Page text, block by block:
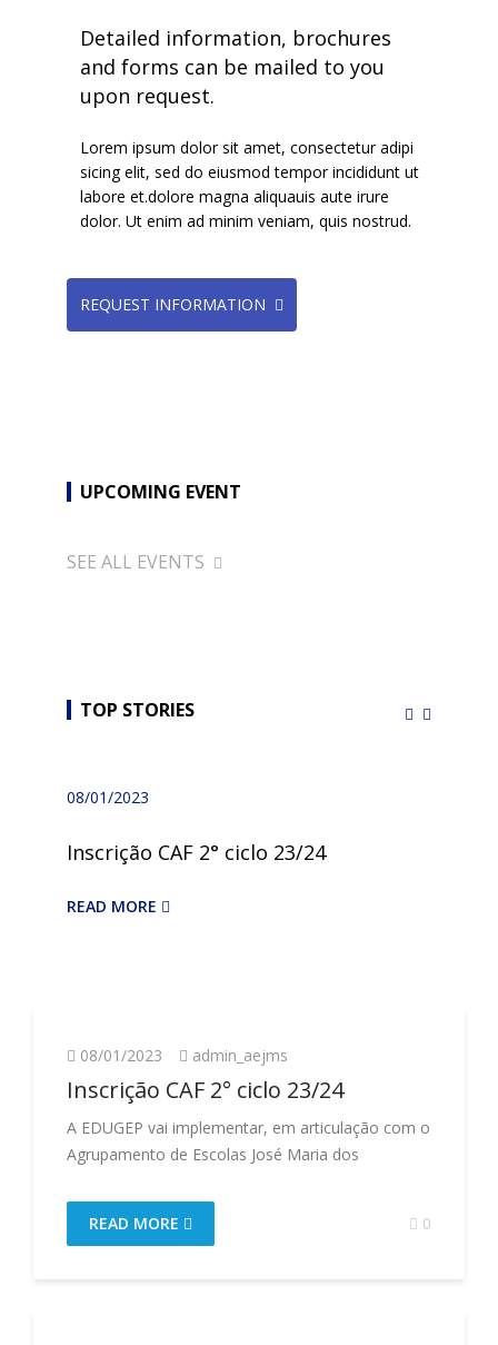
Detailed information, brochures
and forms can be mailed to you
upon request.
Lorem ipsum dolor sit amet, consectetur adipi
sicing elit, sed do eiusmod tempor incididunt ut
labore et.dolore magna aliquauis aute irure
dolor. Ut enim ad minim veniam, quis nostrud.
REQUEST INFORMATION
UPCOMING EVENT
SEE ALL EVENTS
TOP STORIES
08/01/2023
Inscrição CAF 2° ciclo 23/24
READ MORE
08/01/2023 admin_aejms
Inscrição CAF 2° ciclo 23/24
A EDUGEP vai implementar, em articulação com o
Agrupamento de Escolas José Maria dos
READ MORE 0